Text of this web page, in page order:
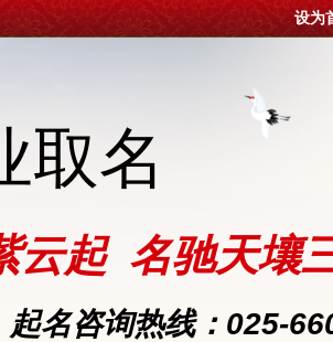
设为
取名
云起 名驰天壤
起名咨询热线：025-